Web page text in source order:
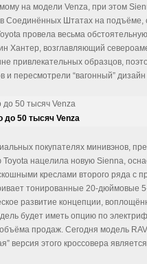
на модели Venza, при этом
Соединённых Штатах на подъёме,
провела весьма
Хантер, возглавляющий
привлекательных образцов,
и пересмотрели “вагонный”
до 50 тысяч Venza
покупателях минивэнов,
нацелила новую Sienna,
креслами второго ряда
тонированные 20-дюймовые
развитие концепции,
будет иметь опцию по
объёма продаж. Сегодня модель
версия этого кроссовера